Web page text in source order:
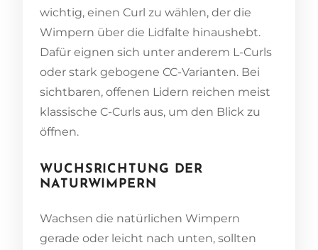
wichtig, einen Curl zu wählen, der die
Wimpern über die Lidfalte hinaushebt.
Dafür eignen sich unter anderem L-Curls
oder stark gebogene CC-Varianten. Bei
sichtbaren, offenen Lidern reichen meist
klassische C-Curls aus, um den Blick zu
öffnen.
WUCHSRICHTUNG DER
NATURWIMPERN
Wachsen die natürlichen Wimpern
gerade oder leicht nach unten, sollten